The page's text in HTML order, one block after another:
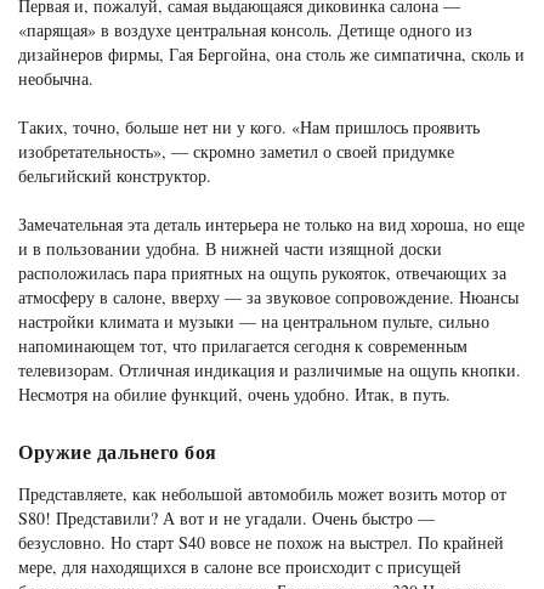
Первая и, пожалуй, самая выдающаяся диковинка салона —
«парящая» в воздухе центральная консоль. Детище одного из
дизайнеров фирмы, Гая Бергойна, она столь же симпатична, сколь и
необычна.
Таких, точно, больше нет ни у кого. «Нам пришлось проявить
изобретательность», — скромно заметил о своей придумке
бельгийский конструктор.
Замечательная эта деталь интерьера не только на вид хороша, но еще
и в пользовании удобна. В нижней части изящной доски
расположилась пара приятных на ощупь рукояток, отвечающих за
атмосферу в салоне, вверху — за звуковое сопровождение. Нюансы
настройки климата и музыки — на центральном пульте, сильно
напоминающем тот, что прилагается сегодня к современным
телевизорам. Отличная индикация и различимые на ощупь кнопки.
Несмотря на обилие функций, очень удобно. Итак, в путь.
Оружие дальнего боя
Представляете, как небольшой автомобиль может возить мотор от
S80! Представили? А вот и не угадали. Очень быстро —
безусловно. Но старт S40 вовсе не похож на выстрел. По крайней
мере, для находящихся в салоне все происходит с присущей